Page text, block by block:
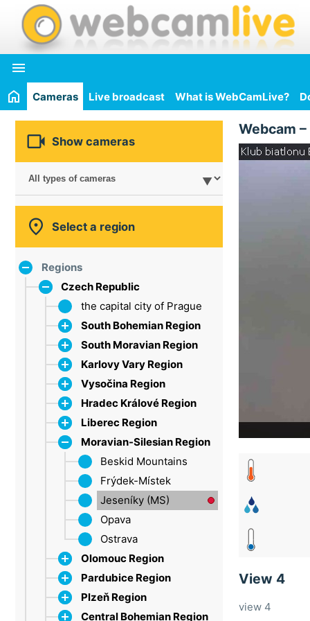

Cameras Live broadcast What is WebCamLive?
 Show cameras
 Select a region
Regions
Czech Republic
the capital city of Prague
South Bohemian Region
Dačice
Strakonice
Šumava
Lipno
Třeboň Region
South Moravian Region
Bílé Karpaty
Břeclav
Brno
Drahany Highlands
Moravian Karst
Olešnice
Pálava
Tišnov
Vranov nad Dyjí
Znojmo
Karlovy Vary Region
Ore Mountains
Marienbad
Sokolov
Vysočina Region
Jihlava
Třebíč
Velké Meziříčí
Žďárské vrchy
Hradec Králové Region
Broumovsko Protected
Landscape Area
Broumov Highlands
Hawk Mountains
Dobruška
Hradec Králové
Giant Mountains (HK)
Špindlerův Mlýn
New Paka
Eagle Mountains
Trutnov
Liberec Region
Bohemian Paradise
Jablonec nad Nisou
Jizera Mountains
Giant Mountains
Benecko
Harrachov
Liberec
Mácha Lake
Moravian-Silesian Region
Beskid Mountains
Frýdek-Místek
Jeseníky (MS)
Opava
Ostrava
Olomouc Region
Jeseníky
Branná
Velké Losiny
Litovel
Nízký Jeseník
Pardubice Region
Chrudim
Jeseníky (P)
Plzeň Region
Brdy (PLZ)
Central Bohemian Region
Webcam –
View 4
view 4